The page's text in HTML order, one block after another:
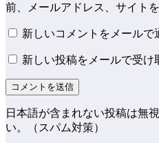
前、メールアドレス、サイトを
新しいコメントをメールで
新しい投稿をメールで受け
日本語が含まれない投稿は無
い。（スパム対策）